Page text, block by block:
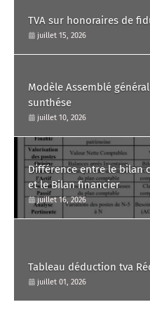
TVA sur honoraires de
juillet 15, 2026
Modèle Assemblé
sunthése
juillet 10, 2026
Différence entre le bilan
et le Bilan financier
juillet 16, 2026
Tableau déduction tva
juillet 01, 2026